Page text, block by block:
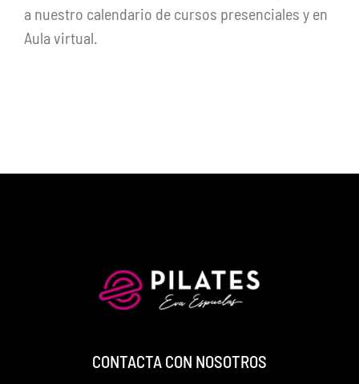
a nuestro calendario de cursos presenciales y en
Aula virtual.
CONTACTA CON NOSOTROS